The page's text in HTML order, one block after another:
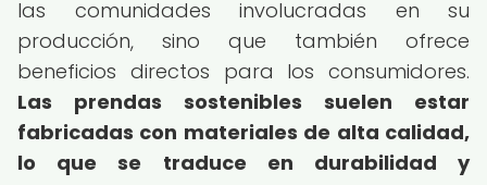
las comunidades involucradas en su
producción, sino que también ofrece
beneficios directos para los consumidores.
Las prendas sostenibles suelen estar
fabricadas con materiales de alta calidad,
lo que se traduce en durabilidad y